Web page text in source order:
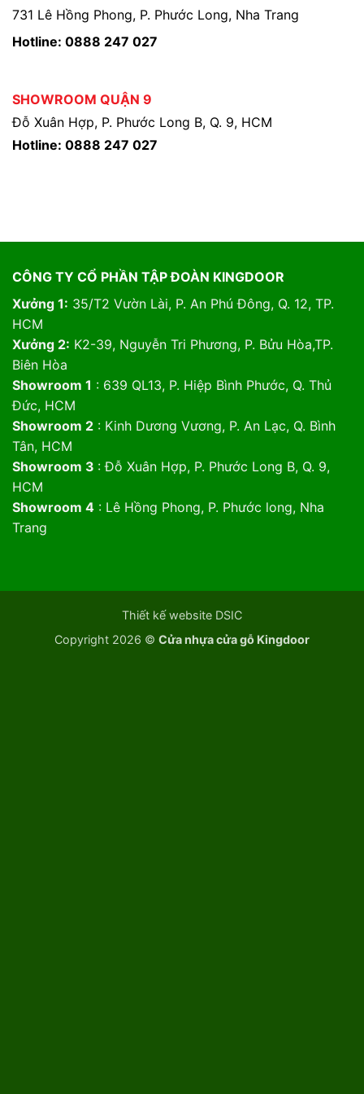
731 Lê Hồng Phong, P. Phước Long, Nha Trang
Hotline: 0888 247 027
SHOWROOM QUẬN 9
Đỗ Xuân Hợp, P. Phước Long B, Q. 9, HCM
Hotline: 0888 247 027
CÔNG TY CỔ PHẦN TẬP ĐOÀN KINGDOOR
Xưởng 1: 35/T2 Vườn Lài, P. An Phú Đông, Q. 12, TP.
HCM
Xưởng 2: K2-39, Nguyễn Tri Phương, P. Bửu Hòa,TP.
Biên Hòa
Showroom 1 : 639 QL13, P. Hiệp Bình Phước, Q. Thủ
Đức, HCM
Showroom 2: Kinh Dương Vương, P. An Lạc, Q. Bình
Tân, HCM
Showroom 3 : Đỗ Xuân Hợp, P. Phước Long B, Q. 9,
HCM
Showroom 4: Lê Hồng Phong, P. Phước long, Nha
Trang
Thiết kế website DSIC
Copyright 2026 © Cửa nhựa cửa gỗ Kingdoor